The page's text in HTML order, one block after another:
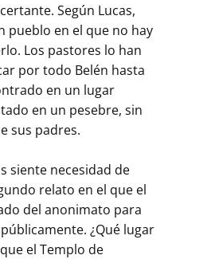
Según Lucas,
pueblo en el que no hay
Los pastores lo han
por todo Belén hasta
en un lugar
en un pesebre, sin
sus padres.
siente necesidad de
relato en el que el
del anonimato para
¿Qué lugar
el Templo de